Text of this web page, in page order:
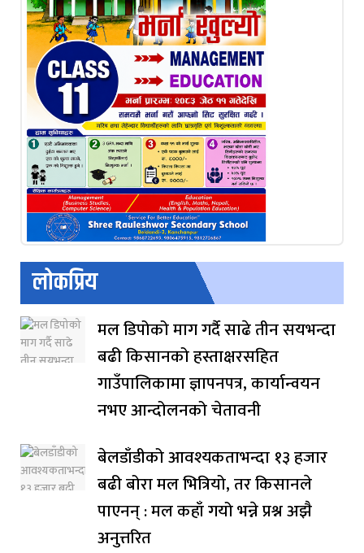
लोकप्रिय
मल डिपोको माग गर्दै साढे तीन सयभन्दा
बढी किसानको हस्ताक्षरसहित
गाउँपालिकामा ज्ञापनपत्र, कार्यान्वयन
नभए आन्दोलनको चेतावनी
बेलडाँडीको आवश्यकताभन्दा १३ हजार
बढी बोरा मल भित्रियो, तर किसानले
पाएनन् : मल कहाँ गयो भन्ने प्रश्न अझै
अनुत्तरित